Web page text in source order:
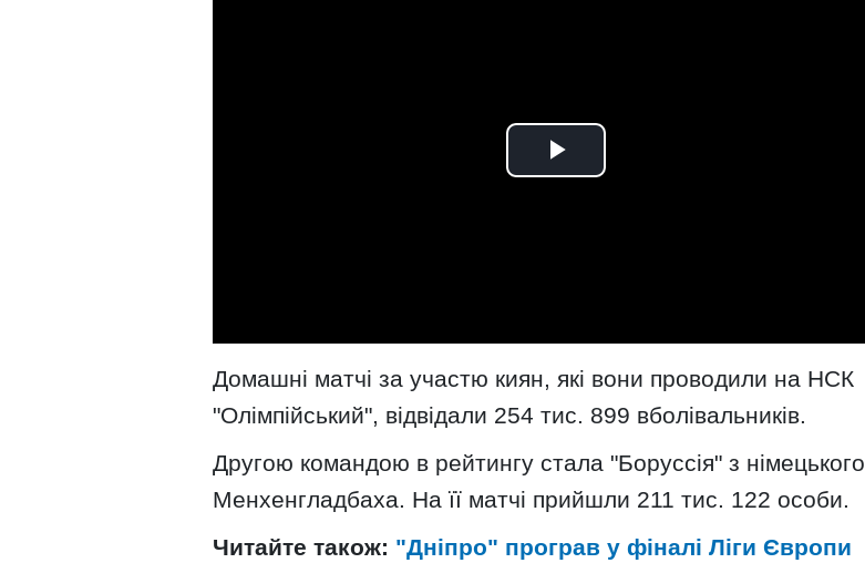
Домашні матчі за участю киян, які вони проводили на НСК
"Олімпійський", відвідали 254 тис. 899 вболівальників.
Другою командою в рейтингу стала "Боруссія" з німецького
Менхенгладбаха. На її матчі прийшли 211 тис. 122 особи.
Читайте також: "Дніпро" програв у фіналі Ліги Європи